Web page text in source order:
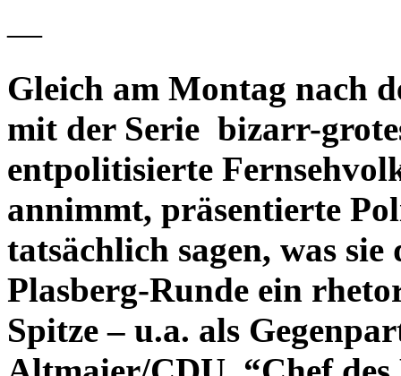
—
Gleich am Montag nach
mit der Serie bizarr-
entpolitisierte
annimmt, präsentierte
tatsächlich sagen, was
Plasberg-Runde ein
Spitze – u.a. als